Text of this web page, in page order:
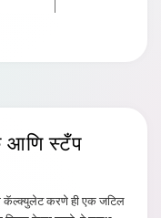
कन्व्हेयन्स डीड
प्रमाणेच
आणिस्टँप
कॅल्क्युलेट करणे ही एक जटिल